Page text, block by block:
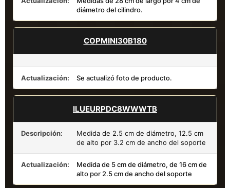
diámetro del cilindro.
COPMINI30B180
Actualización: Se actualizó foto de producto.
ILUEURPDC8WWWTB
Descripción:
Medida de 2.5 cm de diámetro, 12.5 cm
de alto por 3.2 cm de ancho del soporte
Actualización:
Medida de 5 cm de diámetro, de 16 cm de
alto por 2.5 cm de ancho del soporte